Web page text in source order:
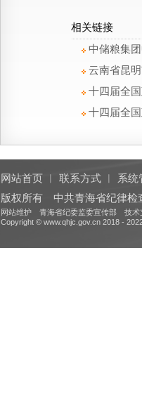
相关链接
中储粮集
云南省昆
十四届全
十四届全
网站首页 联系方式 系统
版权所有 中共青海省纪律检
网站维护 青海省纪委监委宣传部 技
Copyright © www.qhjc.gov.cn 2018 -